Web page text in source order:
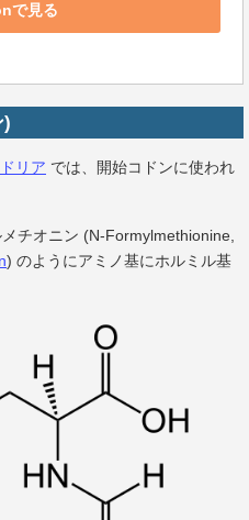
で見る
)
リア では、開始コドンに使われ
チオニン (N-Formylmethionine,
) のようにアミノ基にホルミル基